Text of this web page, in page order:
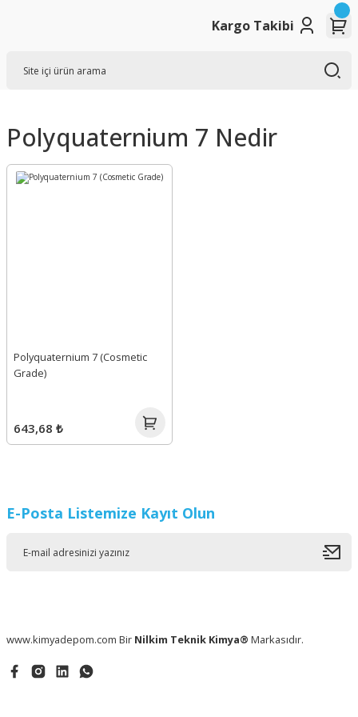
Kargo Takibi
Polyquaternium 7 Nedir
Polyquaternium 7 (Cosmetic
Grade)
643,68 ₺
E-Posta Listemize Kayıt Olun
www.kimyadepom.com Bir Nilkim Teknik Kimya® Markasıdır.